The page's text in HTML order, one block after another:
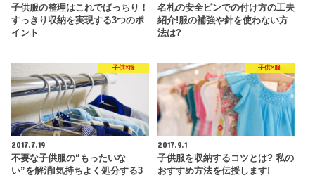
子供服の整理はこれでばっちり！
すっきり収納を実現する3つのポ
イント
名札の安全ピンでの付け方の工夫
紹介!服の補強や針を使わない方
法は?
子供×服
2017.7.19
不要な子供服の“もったいな
い”を解消!気持ちよく処分する3
子供×服
2017.9.1
子供服を収納するコツとは? 私の
おすすめ方法を伝授します!